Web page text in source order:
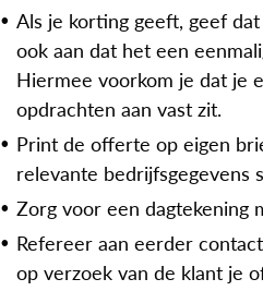
Als je korting geeft, geef
ook aan dat het een
Hiermee voorkom je dat je
opdrachten aan vast zit.
Print de offerte op eigen
relevante bedrijfsgegevens
Zorg voor een dagtekening
Refereer aan eerder
op verzoek van de klant je